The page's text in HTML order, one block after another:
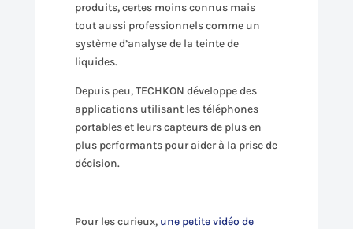
produits, certes moins connus mais
tout aussi professionnels comme un
système d’analyse de la teinte de
liquides.
Depuis peu, TECHKON développe des
applications utilisant les téléphones
portables et leurs capteurs de plus en
plus performants pour aider à la prise de
décision.
Pour les curieux, une petite vidéo de